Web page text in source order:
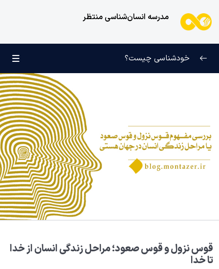
مدرسه انسان‌شناسی منتظر
0/9
0/11
کودک عزیز روان 0/6
انسان و میل بی‌نهایت 0/12
انسان چه چیزی نیست؟ 0/24
0/20
هدف خلقت و جایگاه انسان 0/7
هدف از آفرینش جهان چیست؛ ما در این جهان چه
جایگاهی داریم؟
خودشناسی چیست؟
قوس نزول و قوس صعود؛ مراحل زندگی انسان از خدا
تا خدا